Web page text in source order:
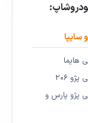
سایپا
هایما
۲۰۶
پژو پارس و